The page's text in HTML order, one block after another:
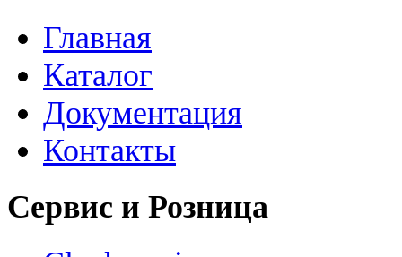
Главная
Каталог
Документация
Контакты
Сервис и Розница